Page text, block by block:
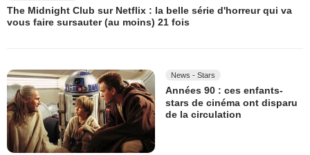
The Midnight Club sur Netflix : la belle série d'horreur qui va
vous faire sursauter (au moins) 21 fois
News - Stars
Années 90 : ces enfants-
stars de cinéma ont disparu
de la circulation